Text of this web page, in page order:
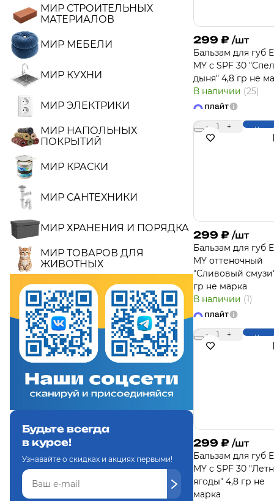
МИР СТРОИТЕЛЬНЫХ
МАТЕРИАЛОВ
МИР МЕБЕЛИ
МИР КУХНИ
МИР ЭЛЕКТРИКИ
МИР НАПОЛЬНЫХ
ПОКРЫТИЙ
МИР КРАСКИ
МИР САНТЕХНИКИ
МИР ХРАНЕНИЯ И ПОРЯДКА
МИР ТОВАРОВ ДЛЯ
ЖИВОТНЫХ
Будьте всегда
в курсе!
Узнавайте о скидках и акциях первыми!
299 ₽ /шт
Бальзам для губ
MY c SPF 30
дыня" 4,8 гр не
В наличии (25)
- 1 +
299 ₽ /шт
Бальзам для губ
MY оттеночный
"Сливовый
гр не марка
В наличии (1)
- 1 +
299 ₽ /шт
Бальзам для губ
MY c SPF 30
ягоды" 4,8 гр не
марка